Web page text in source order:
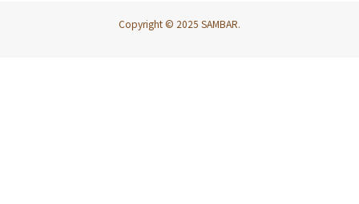
Copyright © 2025 SAMBAR.